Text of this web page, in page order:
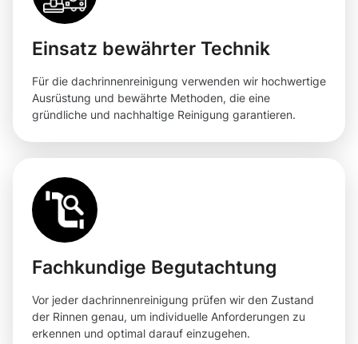
Einsatz bewährter Technik
Für die dachrinnenreinigung verwenden wir hochwertige
Ausrüstung und bewährte Methoden, die eine
gründliche und nachhaltige Reinigung garantieren.
Fachkundige Begutachtung
Vor jeder dachrinnenreinigung prüfen wir den Zustand
der Rinnen genau, um individuelle Anforderungen zu
erkennen und optimal darauf einzugehen.